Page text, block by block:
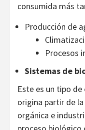
consumida más
Producción de
Procesos
Sistemas de
Este es un tipo
origina partir de
orgánica e